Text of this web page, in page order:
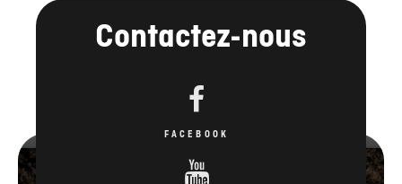
Contactez-nous
FACEBOOK